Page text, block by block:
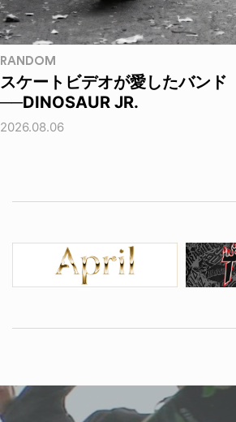
RANDOM
スケートビデオが愛したバンド
──DINOSAUR JR.
2026.08.06